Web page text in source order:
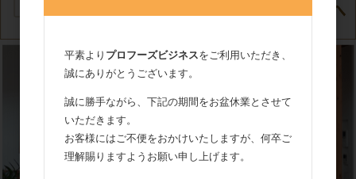
平素より プロフーズビジネスをご利用いただき、
誠にありがとうございます。
誠に勝手ながら、下記の期間をお盆休業とさせて
いただきます。
お客様にはご不便をおかけいたしますが、何卒ご
理解賜りますようお願い申し上げます。